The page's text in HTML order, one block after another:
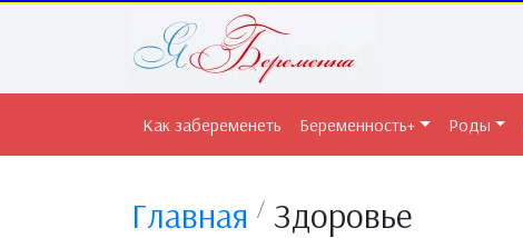
Как забеременеть Беременность+ Роды
Главная Здоровье